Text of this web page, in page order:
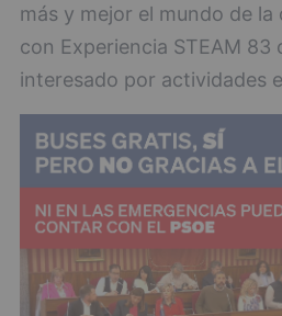
más y mejor el mundo de la
con Experiencia STEAM 83
interesado por actividades